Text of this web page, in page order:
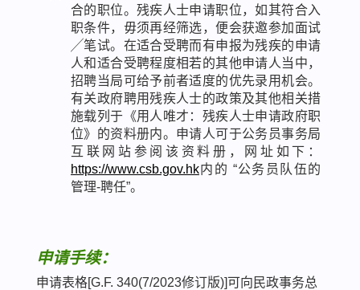
合的职位。残疾人士申请职位，如其符合入
职条件，毋须再经筛选，便会获邀参加面试
╱笔试。在适合受聘而有申报为残疾的申请
人和适合受聘程度相若的其他申请人当中，
招聘当局可给予前者适度的优先录用机会。
有关政府聘用残疾人士的政策及其他相关措
施载列于《用人唯才：残疾人士申请政府职
位》的资料册内。申请人可于公务员事务局
互联网站参阅该资料册，网址如下：
https://www.csb.gov.hk内的 “公务员队伍的
管理-聘任”。
申请手续：
申请表格[G.F. 340(7/2023修订版)]可向民政事务总